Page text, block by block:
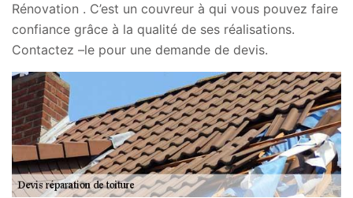
Rénovation . C’est un couvreur à qui vous pouvez faire
confiance grâce à la qualité de ses réalisations.
Contactez –le pour une demande de devis.